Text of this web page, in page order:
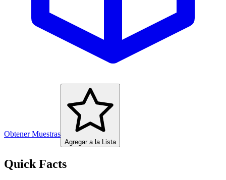
Obtener Muestras
Agregar a la Lista
Quick Facts